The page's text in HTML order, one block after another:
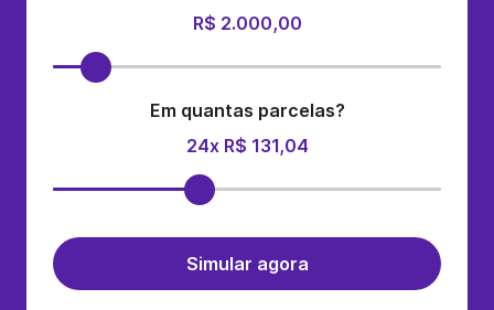
R$ 2.000,00
Em quantas parcelas?
24x R$ 131,04
Simular agora